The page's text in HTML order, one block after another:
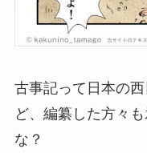
古事記って日本の
ど、編纂した方々
な？